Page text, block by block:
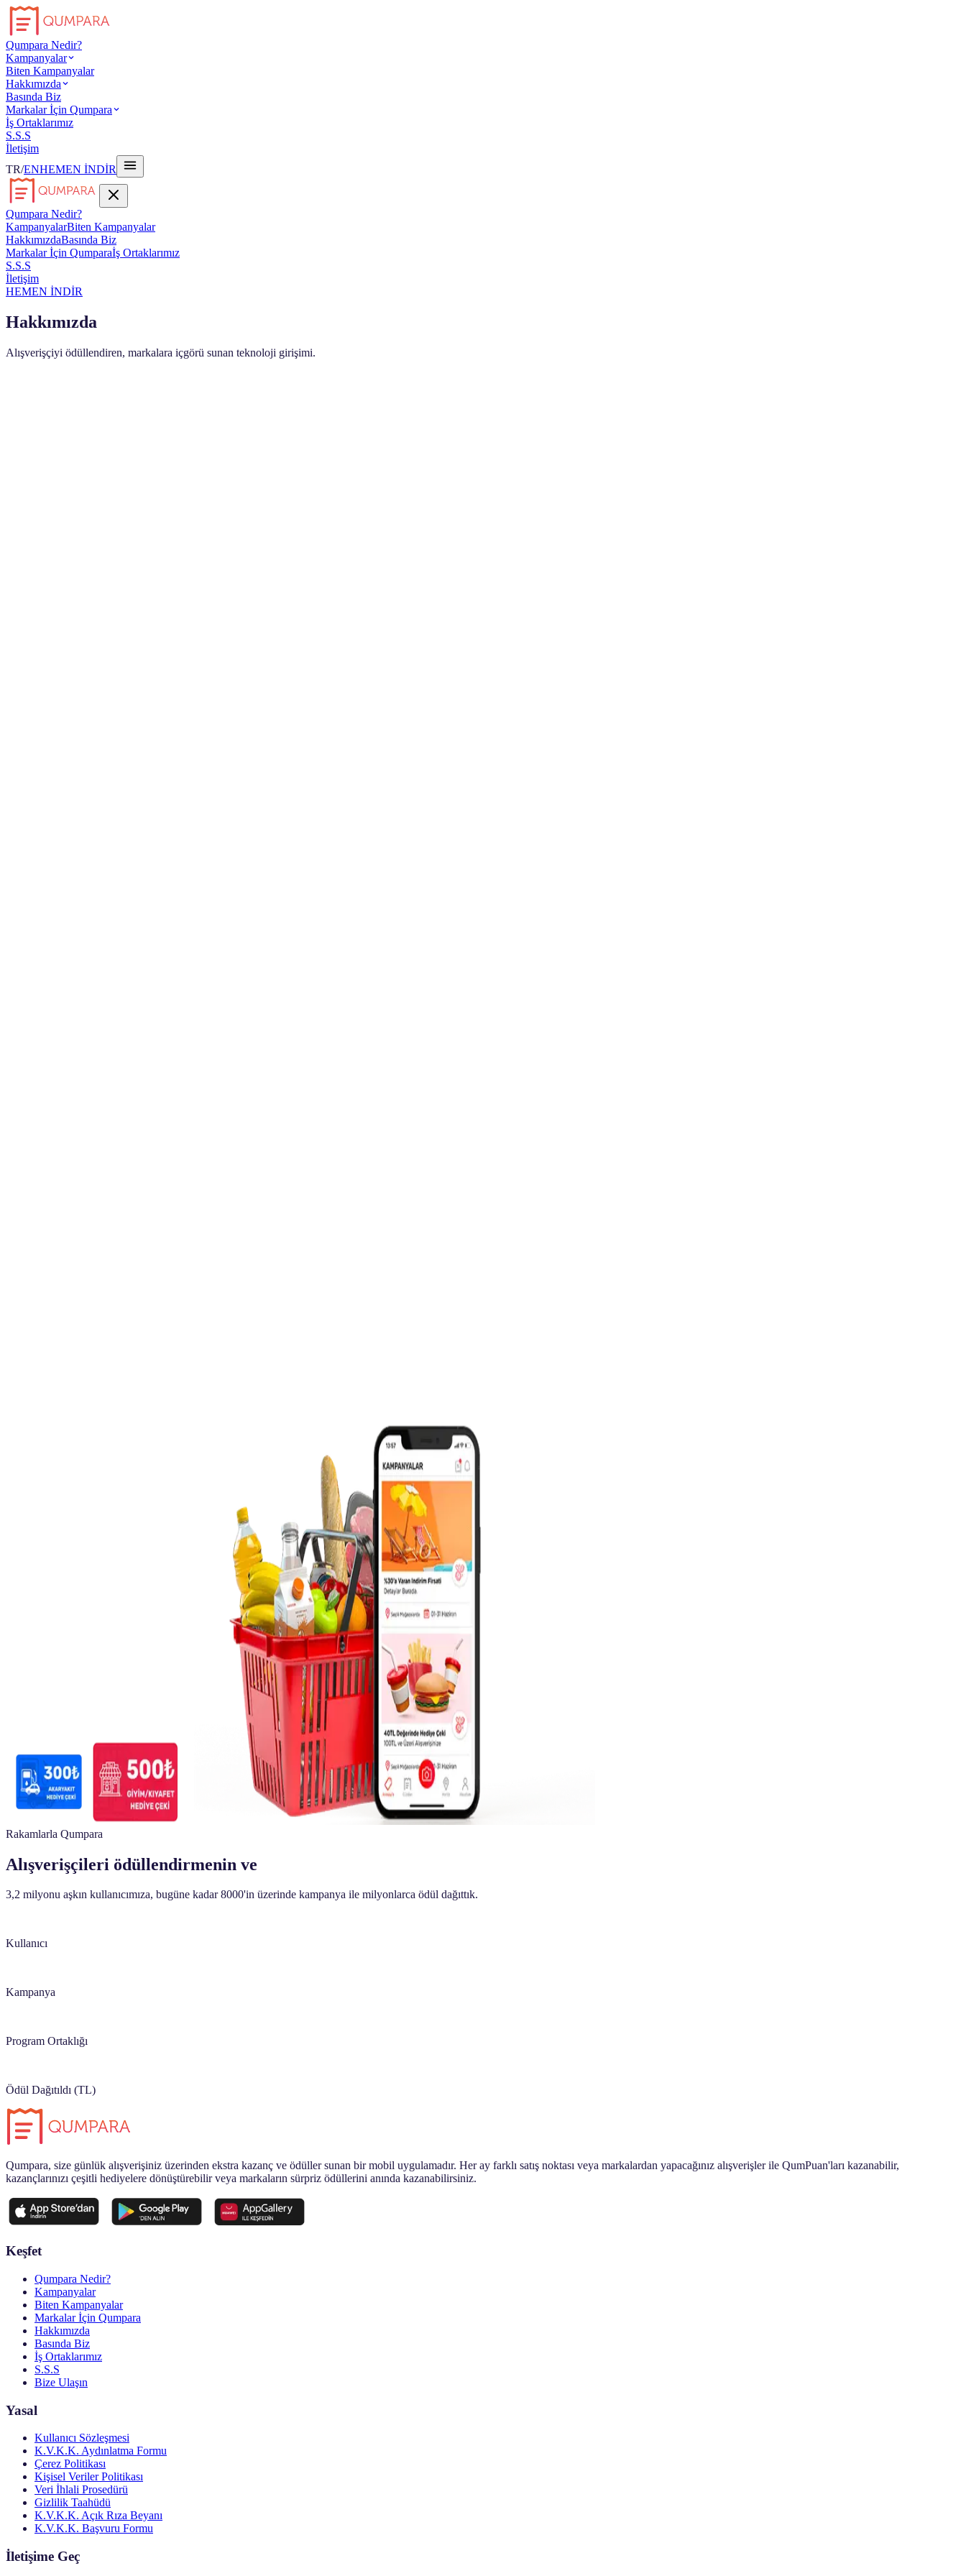
Qumpara Nedir?
Kampanyalar
Biten Kampanyalar
Hakkımızda
Basında Biz
Markalar İçin Qumpara
İş Ortaklarımız
S.S.S
İletişim
TR/ENHEMEN İNDİR
Qumpara Nedir?
KampanyalarBiten Kampanyalar
HakkımızdaBasında Biz
Markalar İçin Qumparaİş Ortaklarımız
S.S.S
İletişim
HEMEN İNDİR
Hakkımızda
Alışverişçiyi ödüllendiren, markalara içgörü sunan teknoloji girişimi.
Rakamlarla Qumpara
Alışverişçileri ödüllendirmenin ve
3,2 milyonu aşkın kullanıcımıza, bugüne kadar 8000'in üzerinde kampanya ile milyonlarca ödül dağıttık.
Kullanıcı
Kampanya
Program Ortaklığı
Ödül Dağıtıldı (TL)
Qumpara, size günlük alışverişiniz üzerinden ekstra kazanç ve ödüller sunan bir mobil uygulamadır. Her ay farklı satış noktası veya markalardan yapacağınız alışverişler ile QumPuan'ları kazanabilir,
kazançlarınızı çeşitli hediyelere dönüştürebilir veya markaların sürpriz ödüllerini anında kazanabilirsiniz.
Keşfet
Qumpara Nedir?
Kampanyalar
Biten Kampanyalar
Markalar İçin Qumpara
Hakkımızda
Basında Biz
İş Ortaklarımız
S.S.S
Bize Ulaşın
Yasal
Kullanıcı Sözleşmesi
K.V.K.K. Aydınlatma Formu
Çerez Politikası
Kişisel Veriler Politikası
Veri İhlali Prosedürü
Gizlilik Taahüdü
K.V.K.K. Açık Rıza Beyanı
K.V.K.K. Başvuru Formu
İletişime Geç